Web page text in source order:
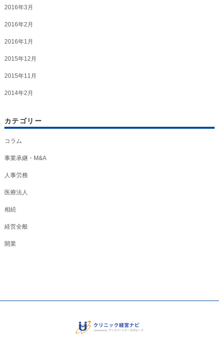
2016年3月
2016年2月
2016年1月
2015年12月
2015年11月
2014年2月
カテゴリー
コラム
事業承継・M&A
人事労務
医療法人
相続
経営全般
開業